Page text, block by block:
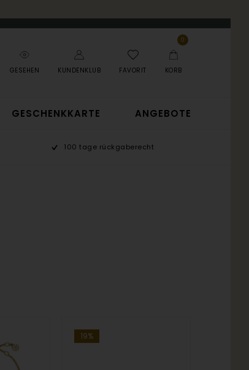
GESEHEN KUNDENKLUB FAVORIT
0
KORB
GESCHENKKARTE ANGEBOTE
100 tage rückgaberecht
19%